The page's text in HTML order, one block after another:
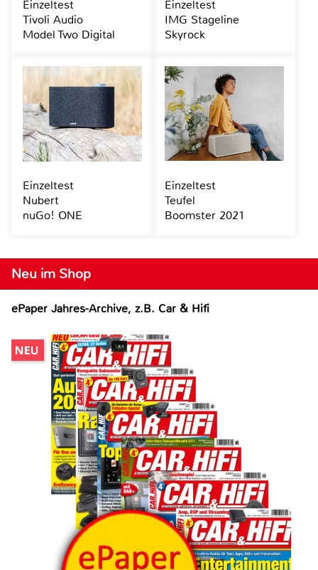
Neu im Shop
ePaper Jahres-Archive, z.B. Car & Hifi
Einzeltest
Tivoli Audio
Model Two Digital
Einzeltest
IMG Stageline
Skyrock
Einzeltest
Nubert
nuGo! ONE
Einzeltest
Teufel
Boomster 2021